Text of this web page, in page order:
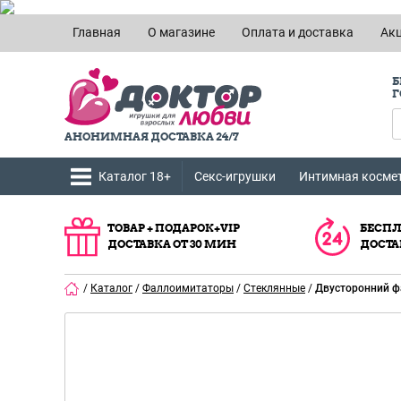
Главная О магазине Оплата и доставка
АНОНИМНАЯ ДОСТАВКА 24/7
Каталог 18+ Секс-игрушки Интимная
ТОВАР + ПОДАРОК+VIP
ДОСТАВКА ОТ 30 МИН
/ Каталог / Фаллоимитаторы / Стеклянные / Двусторонний